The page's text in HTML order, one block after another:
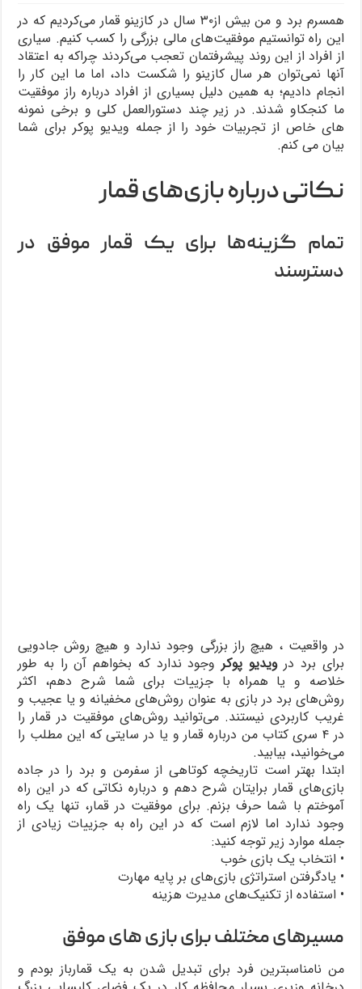
همسرم برد و من بیش از۳۰ سال در کازینو قمار می‌کردیم که در
این راه توانستیم موفقیت‌های مالی بزرگی را کسب کنیم. سیاری
از افراد از این روند پیشرفتمان تعجب می‌کردند چراکه به اعتقاد
آنها نمی‌توان هر سال کازینو را شکست داد، اما ما این کار را
انجام دادیم؛ به همین دلیل بسیاری از افراد درباره راز موفقیت
ما کنجکاو شدند. در زیر چند دستورالعمل کلی و برخی نمونه
های خاص از تجربیات خود را از جمله ویدیو پوکر برای شما
بیان می کنم.
نکاتی درباره بازی‌های قمار
تمام گزینه‌ها برای یک قمار موفق در
دسترسند
در واقعیت ، هیچ راز بزرگی وجود ندارد و هیچ روش جادویی
برای برد درویدیو پوکر وجود ندارد که بخواهم آن را به طور
خلاصه و یا همراه با جزییات برای شما شرح دهم، اکثر
روش‌های برد در بازی به عنوان روش‌های مخفیانه و یا عجیب و
غریب کاربردی نیستند. می‌توانید روش‌های موفقیت در قمار را
در ۴ سری کتاب من درباره قمار و یا در سایتی که این مطلب را
می‌خوانید، بیابید.
ابتدا بهتر است تاریخچه کوتاهی از سفرمن و برد را در جاده
بازی‌های قمار برایتان شرح دهم و درباره نکاتی که در این راه
آموختم با شما حرف بزنم. برای موفقیت در قمار، تنها یک راه
وجود ندارد اما لازم است که در این راه به جزییات زیادی از
جمله موارد زیر توجه کنید:
• انتخاب یک بازی خوب
• یادگرفتن استراتژی بازی‌های بر پایه مهارت
• استفاده از تکنیک‌های مدیرت هزینه
مسیرهای مختلف برای بازی های موفق
من نامناسبترین فرد برای تبدیل شدن به یک قمارباز بودم و